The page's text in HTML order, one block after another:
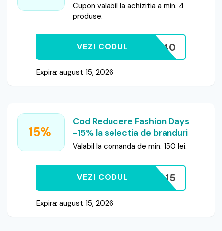
Cupon valabil la achizitia a min. 4
produse.
GET40
VEZI CODUL
Expira: august 15, 2026
15%
Cod Reducere Fashion Days
-15% la selectia de branduri
Valabil la comanda de min. 150 lei.
FD15
VEZI CODUL
Expira: august 15, 2026